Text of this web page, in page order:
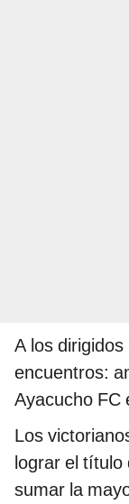
A los
encuentros:
Ayacucho FC
Los
lograr el título
sumar la